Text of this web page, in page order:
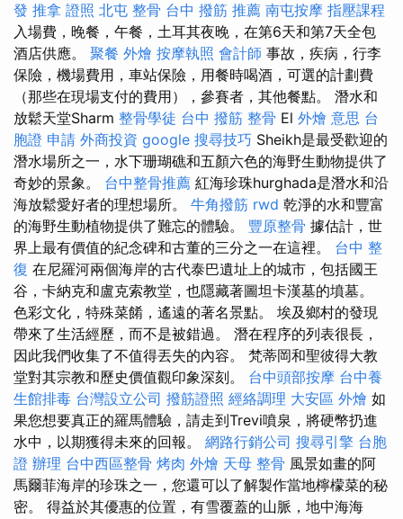
發 推拿 證照 北屯 整骨 台中 撥筋 推薦 南屯按摩 指壓課程
入場費，晚餐，午餐，土耳其夜晚，在第6天和第7天全包
酒店供應。 聚餐 外燴 按摩執照 會計師 事故，疾病，行李
保險，機場費用，車站保險，用餐時喝酒，可選的計劃費
（那些在現場支付的費用），參賽者，其他餐點。 潛水和
放鬆天堂Sharm 整骨學徒 台中 撥筋 整骨 El 外燴 意思 台
胞證 申請 外商投資 google 搜尋技巧 Sheikh是最受歡迎的
潛水場所之一，水下珊瑚礁和五顏六色的海野生動物提供了
奇妙的景象。 台中整骨推薦 紅海珍珠hurghada是潛水和沿
海放鬆愛好者的理想場所。 牛角撥筋 rwd 乾淨的水和豐富
的海野生動植物提供了難忘的體驗。 豐原整骨 據估計，世
界上最有價值的紀念碑和古董的三分之一在這裡。 台中 整
復 在尼羅河兩個海岸的古代泰巴遺址上的城市，包括國王
谷，卡納克和盧克索教堂，也隱藏著圖坦卡漢墓的墳墓。
色彩文化，特殊菜餚，遙遠的著名景點。 埃及鄉村的發現
帶來了生活經歷，而不是被錯過。 潛在程序的列表很長，
因此我們收集了不值得丟失的內容。 梵蒂岡和聖彼得大教
堂對其宗教和歷史價值觀印象深刻。 台中頭部按摩 台中養
生館排毒 台灣設立公司 撥筋證照 經絡調理 大安區 外燴 如
果您想要真正的羅馬體驗，請走到Trevi噴泉，將硬幣扔進
水中，以期獲得未來的回報。 網路行銷公司 搜尋引擎 台胞
證 辦理 台中西區整骨 烤肉 外燴 天母 整骨 風景如畫的阿
馬爾菲海岸的珍珠之一，您還可以了解製作當地檸檬菜的秘
密。 得益於其優惠的位置，有雪覆蓋的山脈，地中海海